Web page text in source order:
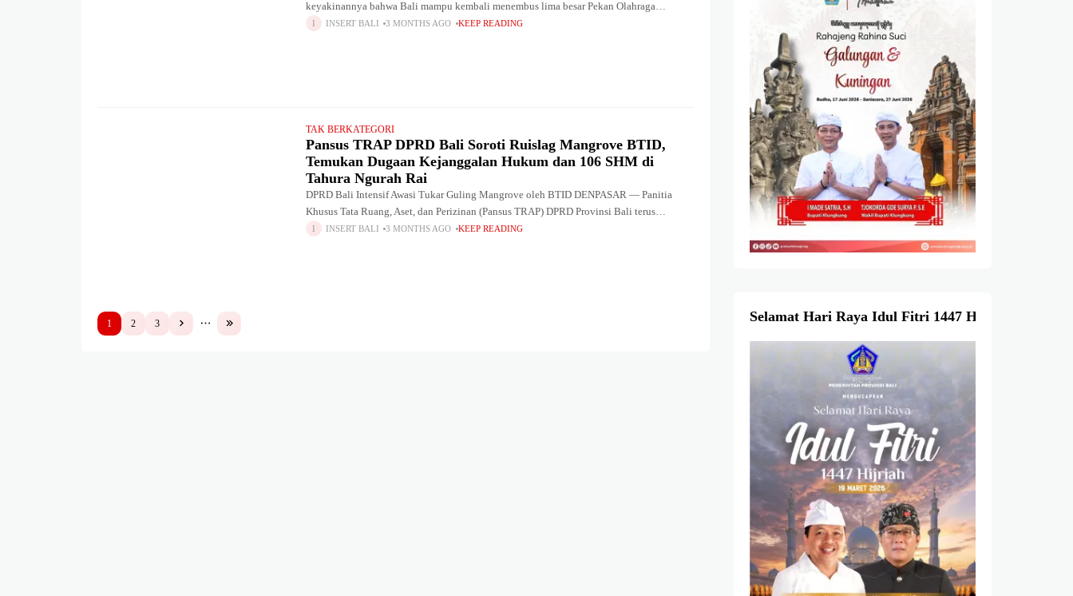
keyakinannya bahwa Bali mampu kembali menembus lima besar Pekan Olahraga
Nasional (PON) di bawah kepemimpinan baru KONI Bali. Hal
INSERT BALI 3 MONTHS AGO KEEP READING
TAK BERKATEGORI
Pansus TRAP DPRD Bali Soroti Ruislag Mangrove BTID,
Temukan Dugaan Kejanggalan Hukum dan 106 SHM di
Tahura Ngurah Rai
DPRD Bali Intensif Awasi Tukar Guling Mangrove oleh BTID DENPASAR — Panitia
Khusus Tata Ruang, Aset, dan Perizinan (Pansus TRAP) DPRD Provinsi Bali terus
menyoroti proses tukar guling (ruislag) lahan
INSERT BALI 3 MONTHS AGO KEEP READING
1 2 3 Selamat Hari Raya Idul Fitri 1447 Hijriah